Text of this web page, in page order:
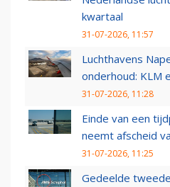
kwartaal
31-07-2026, 11:57
Luchthavens
onderhoud: KLM
31-07-2026, 11:28
Einde van een
neemt afscheid
31-07-2026, 11:25
Gedeelde